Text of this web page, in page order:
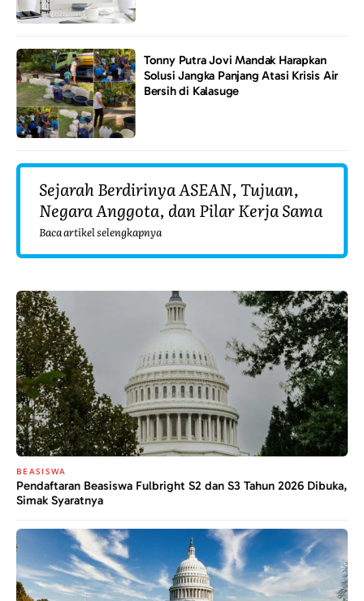
Tonny Putra Jovi Mandak Harapkan
Solusi Jangka Panjang Atasi Krisis Air
Bersih di Kalasuge
Sejarah Berdirinya ASEAN, Tujuan,
Negara Anggota, dan Pilar Kerja Sama
Baca artikel selengkapnya
BEASISWA
Pendaftaran Beasiswa Fulbright S2 dan S3 Tahun 2026 Dibuka,
Simak Syaratnya